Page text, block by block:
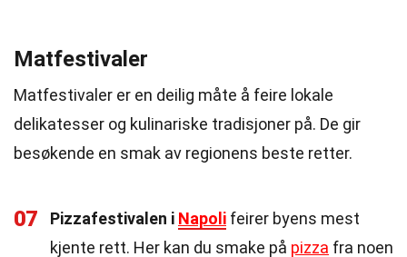
Matfestivaler
Matfestivaler er en deilig måte å feire lokale
delikatesser og kulinariske tradisjoner på. De gir
besøkende en smak av regionens beste retter.
07 Pizzafestivalen i Napoli feirer byens mest
kjente rett. Her kan du smake på pizza fra noen